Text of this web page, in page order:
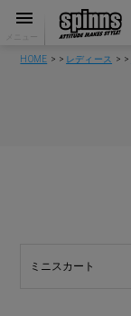
HOME レディース
ミニスカート